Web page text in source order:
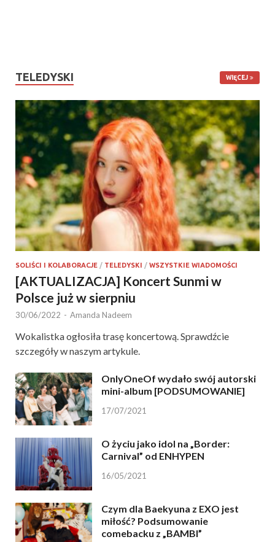
TELEDYSKI WIĘCEJ
SOLIŚCI I KOLABORACJE / TELEDYSKI / WSZYSTKIE WIADOMOŚCI
[AKTUALIZACJA] Koncert Sunmi w
Polsce już w sierpniu
30/06/2022 - Amanda Nadeem
Wokalistka ogłosiła trasę koncertową. Sprawdźcie
szczegóły w naszym artykule.
OnlyOneOf wydało swój autorski
mini-album [PODSUMOWANIE]
17/07/2021
O życiu jako idol na „Border:
Carnival” od ENHYPEN
16/05/2021
Czym dla Baekyuna z EXO jest
miłość? Podsumowanie
comebacku z „BAMBI”